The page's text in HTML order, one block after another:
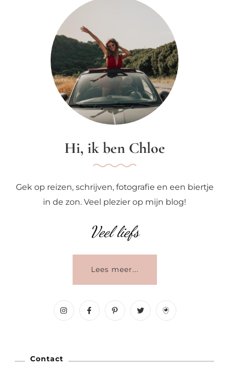
Hi, ik ben Chloe
Gek op reizen, schrijven, fotografie en een biertje
in de zon. Veel plezier op mijn blog!
Veel liefs
Lees meer...
Contact